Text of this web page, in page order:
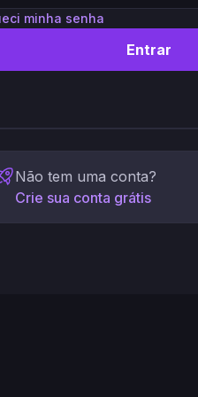
minha senha
Entrar
Não tem uma conta?
Crie sua conta grátis